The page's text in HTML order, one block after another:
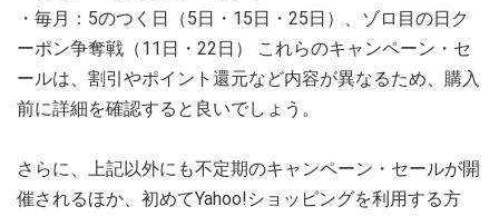
・毎月：5のつく日（5日・15日・25日）、ゾロ目の日ク
ーポン争奪戦（11日・22日） これらのキャンペーン・セ
ールは、割引やポイント還元など内容が異なるため、購入
前に詳細を確認すると良いでしょう。
さらに、上記以外にも不定期のキャンペーン・セールが開
催されるほか、初めてYahoo!ショッピングを利用する方